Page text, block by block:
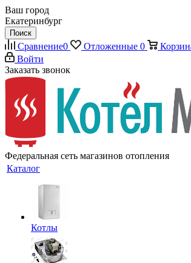
Ваш город
Екатеринбург
Поиск
Сравнение0 Отложенные 0
Войти
Заказать звонок
Федеральная сеть магазинов отопления
Каталог
Котлы